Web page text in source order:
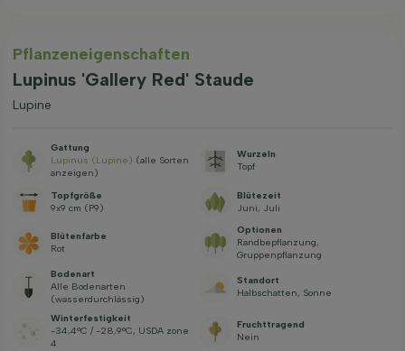
Pflanzeneigenschaften
Lupinus 'Gallery Red' Staude
Lupine
Gattung
Lupinus (Lupine) (alle Sorten
anzeigen)
Wurzeln
Topf
Topfgröße
9x9 cm (P9)
Blütezeit
Juni, Juli
Blütenfarbe
Rot
Optionen
Randbepflanzung,
Gruppenpflanzung
Bodenart
Alle Bodenarten
(wasserdurchlässig)
Standort
Halbschatten, Sonne
Winterfestigkeit
-34,4°C / -28,9°C, USDA zone
4
Fruchttragend
Nein